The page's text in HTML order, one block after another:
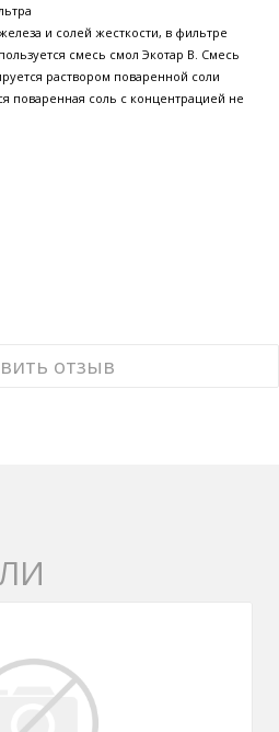
и солей жесткости, в фильтре
смесь смол Экотар В. Смесь
раствором поваренной соли
поваренная соль с концентрацией не
отзыв
отзыва. Вы можете стать